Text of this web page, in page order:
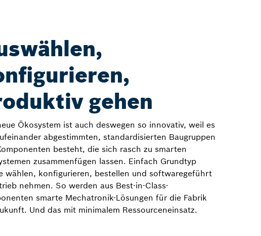
gehen
Ökosystem ist auch deswegen so innovativ, weil es
abgestimmten, standardisierten Baugruppen
besteht, die sich rasch zu smarten
zusammenfügen lassen. Einfach Grundtyp
wählen, konfigurieren, bestellen und softwaregeführt
nehmen. So werden aus Best-in-Class-
smarte Mechatronik-Lösungen für die Fabrik
Und das mit minimalem Ressourceneinsatz.